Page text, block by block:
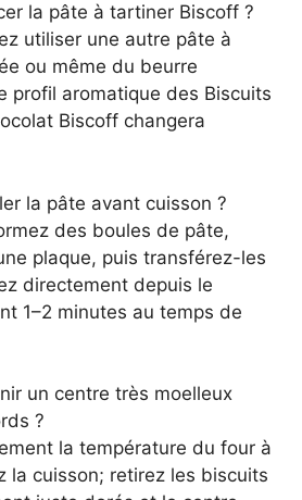
la pâte à tartiner Biscoff ?
utiliser une autre pâte à
ou même du beurre
profil aromatique des Biscuits
Biscoff changera
la pâte avant cuisson ?
des boules de pâte,
plaque, puis transférez-les
directement depuis le
1–2 minutes au temps de
un centre très moelleux
?
la température du four à
la cuisson; retirez les biscuits